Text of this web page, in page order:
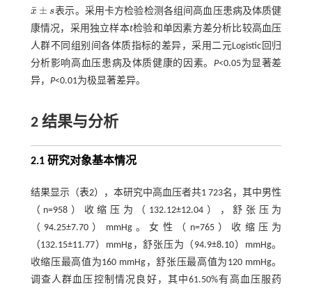
x
¯ ± s
x¯ ±s
表示。采用卡方检验检测各组间高血压患病及体质健
康情况，采用独立样本t检验和单因素方差分析比较高血压
人群不同组别间各体质指标的差异，采用二元Logistic回归
分析影响高血压患病及体质健康的因素。 P<0.05为显著差
异， P<0.01为极显著差异。
2 结果与分析
2.1 研究对象基本情况
结果显示（表2），本研究中高血压者共1 723名，其中男性
（n=958）收缩压为（132.12±12.04），舒张压为
（94.25±7.70）mmHg。女性（n=765）收缩压为
（132.15±11.77）mmHg，舒张压为（94.9±8.10）mmHg。
收缩压最高值为160 mmHg，舒张压最高值为120 mmHg。
调查人群血压控制情况良好，其中61.50%有高血压服药